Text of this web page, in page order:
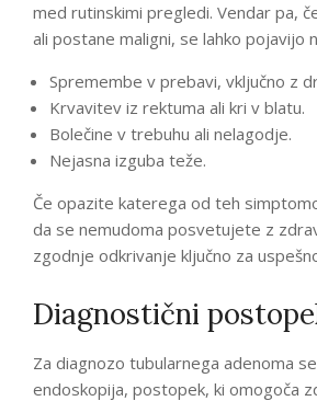
med rutinskimi pregledi. Vendar pa,
ali postane maligni, se lahko pojavijo
Spremembe v prebavi, vključno z
Krvavitev iz rektuma ali kri v blatu.
Bolečine v trebuhu ali nelagodje.
Nejasna izguba teže.
Če opazite katerega od teh
da se nemudoma posvetujete z
zgodnje odkrivanje ključno za
Diagnostični
Za diagnozo tubularnega adenoma
endoskopija, postopek, ki omogoča